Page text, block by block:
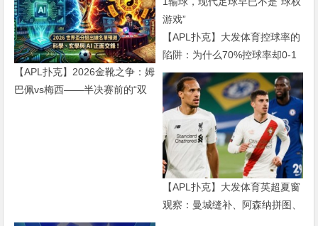
【APL扑克】2026金靴之争：姆
巴佩vs梅西——半决赛前的“双
【APL扑克】大发体育控球率的
陷阱：为什么70%控球率却0-1
输球，现代足球早已不是“球权
游戏”
【APL扑克】大发体育英超夏窗
观察：曼城缝补、阿森纳拼图、